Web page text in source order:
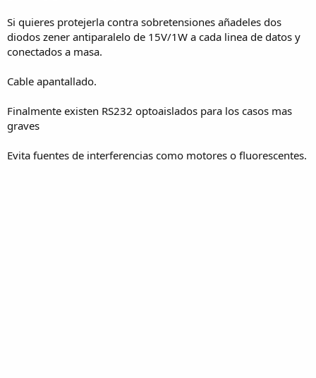
Si quieres protejerla contra sobretensiones añadeles dos
diodos zener antiparalelo de 15V/1W a cada linea de datos y
conectados a masa.
Cable apantallado.
Finalmente existen RS232 optoaislados para los casos mas
graves
Evita fuentes de interferencias como motores o fluorescentes.